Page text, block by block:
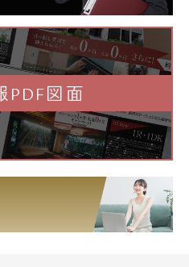
PDF図面